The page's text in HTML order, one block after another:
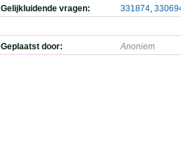
Gelijkluidende vragen:
331874,
Geplaatst door: Anoniem